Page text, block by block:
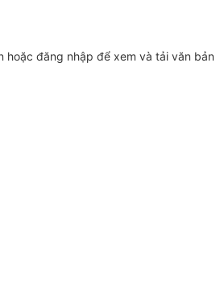
hoặc đăng nhập để xem và tải văn bản